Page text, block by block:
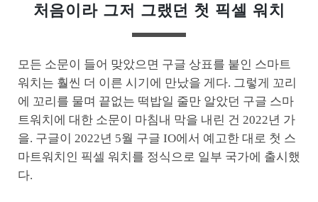
처음이라 그저 그랬던 첫 픽셀 워치
모든 소문이 들어 맞았으면 구글 상표를 붙인 스마트
워치는 훨씬 더 이른 시기에 만났을 게다. 그렇게 꼬리
에 꼬리를 물며 끝없는 떡밥일 줄만 알았던 구글 스마
트워치에 대한 소문이 마침내 막을 내린 건 2022년 가
을. 구글이 2022년 5월 구글 IO에서 예고한 대로 첫 스
마트워치인 픽셀 워치를 정식으로 일부 국가에 출시했
다.